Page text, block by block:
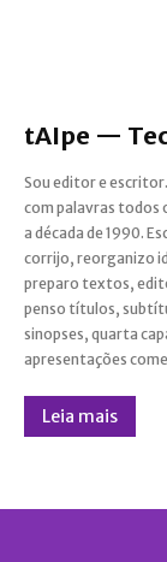
tAIpe —
Sou editor e
com palavras todos
a década de 1990.
corrijo, reorganizo
preparo textos,
penso títulos,
sinopses, quarta
apresentações
projetos editoriais e
digitais. E há uma
nisso tudo:
revolução
últimas décadas, a
ferramenta de trabalho
sendo praticamente a
Leia mais